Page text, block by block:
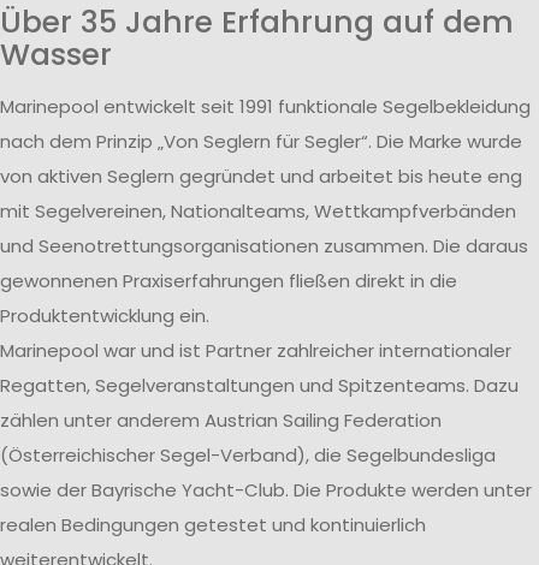
Über 35 Jahre Erfahrung auf dem
Wasser
Marinepool entwickelt seit 1991 funktionale Segelbekleidung
nach dem Prinzip „Von Seglern für Segler“. Die Marke wurde
von aktiven Seglern gegründet und arbeitet bis heute eng
mit Segelvereinen, Nationalteams, Wettkampfverbänden
und Seenotrettungsorganisationen zusammen. Die daraus
gewonnenen Praxiserfahrungen fließen direkt in die
Produktentwicklung ein.
Marinepool war und ist Partner zahlreicher internationaler
Regatten, Segelveranstaltungen und Spitzenteams. Dazu
zählen unter anderem Austrian Sailing Federation
(Österreichischer Segel-Verband), die Segelbundesliga
sowie der Bayrische Yacht-Club. Die Produkte werden unter
realen Bedingungen getestet und kontinuierlich
weiterentwickelt.